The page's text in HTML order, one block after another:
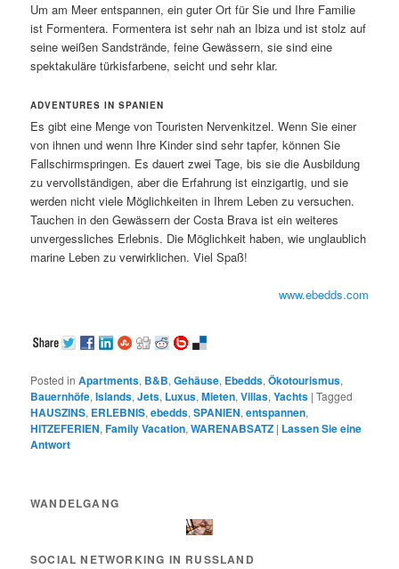
Um am Meer entspannen, ein guter Ort für Sie und Ihre Familie
ist Formentera. Formentera ist sehr nah an Ibiza und ist stolz auf
seine weißen Sandstrände, feine Gewässern, sie sind eine
spektakuläre türkisfarbene, seicht und sehr klar.
ADVENTURES IN SPANIEN
Es gibt eine Menge von Touristen Nervenkitzel. Wenn Sie einer
von ihnen und wenn Ihre Kinder sind sehr tapfer, können Sie
Fallschirmspringen. Es dauert zwei Tage, bis sie die Ausbildung
zu vervollständigen, aber die Erfahrung ist einzigartig, und sie
werden nicht viele Möglichkeiten in Ihrem Leben zu versuchen.
Tauchen in den Gewässern der Costa Brava ist ein weiteres
unvergessliches Erlebnis. Die Möglichkeit haben, wie unglaublich
marine Leben zu verwirklichen. Viel Spaß!
www.ebedds.com
Posted in Apartments, B&B,Gehäuse, Ebedds,Ökotourismus,
Bauernhöfe,Islands,Jets, Luxus,Mieten,Villas,Yachts |Tagged
HAUSZINS, ERLEBNIS,ebedds,SPANIEN,entspannen,
HITZEFERIEN,Family Vacation,WARENABSATZ | Lassen Sie eine
Antwort
WANDELGANG
SOCIAL NETWORKING IN RUSSLAND